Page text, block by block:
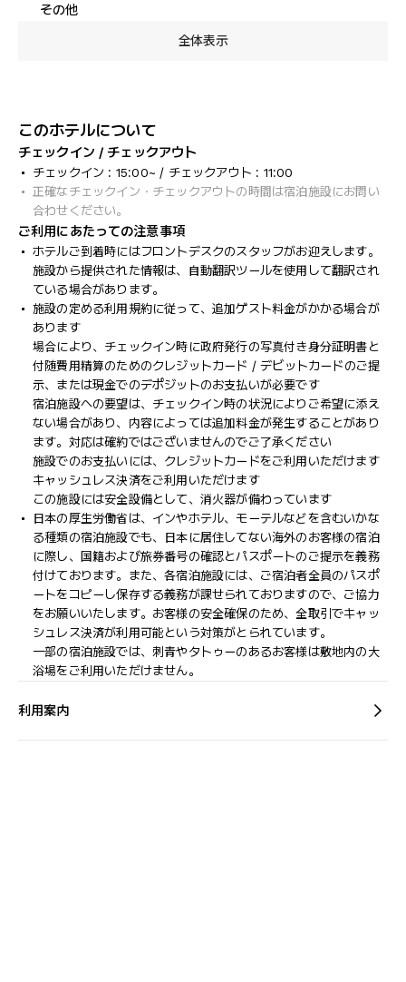
その他
全体表示
このホテルについて
チェックイン / チェックアウト
チェックイン : 15:00~ / チェックアウト : 11:00
正確なチェックイン・チェックアウトの時間は宿泊施設にお問い
合わせください。
ご利用にあたっての注意事項
ホテルご到着時にはフロントデスクのスタッフがお迎えします。
施設から提供された情報は、自動翻訳ツールを使用して翻訳され
ている場合があります。
施設の定める利用規約に従って、追加ゲスト料金がかかる場合が
あります
場合により、チェックイン時に政府発行の写真付き身分証明書と
付随費用精算のためのクレジットカード / デビットカードのご提
示、または現金でのデポジットのお支払いが必要です
宿泊施設への要望は、チェックイン時の状況によりご希望に添え
ない場合があり、内容によっては追加料金が発生することがあり
ます。対応は確約ではございませんのでご了承ください
施設でのお支払いには、クレジットカードをご利用いただけます
キャッシュレス決済をご利用いただけます
この施設には安全設備として、消火器が備わっています
日本の厚生労働省は、インやホテル、モーテルなどを含むいかな
る種類の宿泊施設でも、日本に​居住してない海外のお客様の宿泊
に際し、国籍および旅券番号の確認とパスポートのご提示を義務
付け​ております。また、各宿泊施設には、ご宿泊者全員のパスポ
ートをコピーし保存する義務が課せられておりますの​で、ご協力
をお願いいたします。お客様の安全確保のため、全取引でキャッ
シュレス決済が利用可能という対策がとられています。
一部の宿泊施設では、刺青やタトゥーのあるお客様は敷地内の大
浴場をご利用いただけません。
利用案内